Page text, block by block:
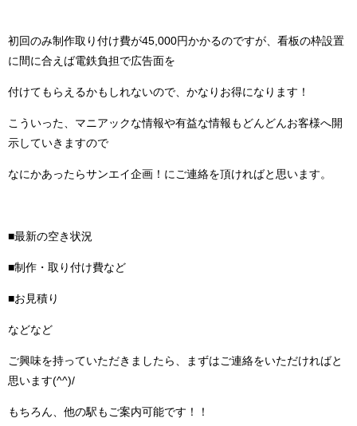
初回のみ制作取り付け費が45,000円かかるのですが、看板の枠設置
に間に合えば電鉄負担で広告面を
付けてもらえるかもしれないので、かなりお得になります！
こういった、マニアックな情報や有益な情報もどんどんお客様へ開
示していきますので
なにかあったらサンエイ企画！にご連絡を頂ければと思います。
■最新の空き状況
■制作・取り付け費など
■お見積り
などなど
ご興味を持っていただきましたら、まずはご連絡をいただければと
思います(^^)/
もちろん、他の駅もご案内可能です！！